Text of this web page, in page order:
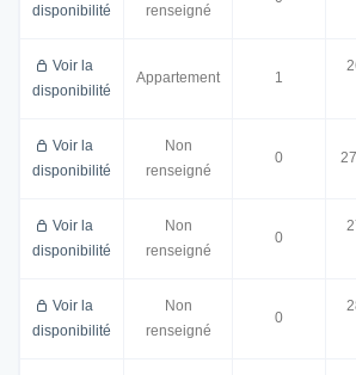
disponibilité
renseigné
Voir la
disponibilité
Appartement 1
Voir la
disponibilité
Non
renseigné
0
Voir la
disponibilité
Non
renseigné
0
Voir la
disponibilité
Non
renseigné
0